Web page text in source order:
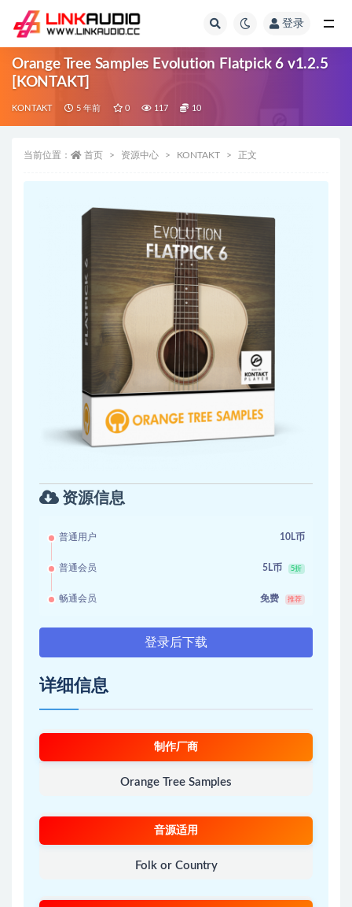
登录
Orange Tree Samples Evolution Flatpick 6 v1.2.5
[KONTAKT]
KONTAKT 5 年前 0 117 10
当前位置： 首页 资源中心 KONTAKT 正文
资源信息
普通用户 10L币
普通会员 5L币 5折
畅通会员 免费 推荐
登录后下载
详细信息
制作厂商
Orange Tree Samples
音源适用
Folk or Country